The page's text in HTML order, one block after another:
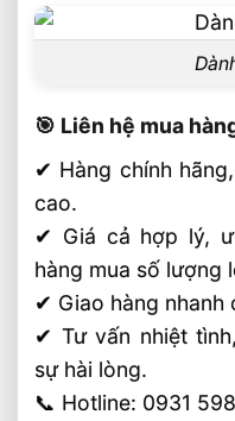
🎯 Liên hệ mua
✔ Hàng chính
cao.
✔ Giá cả hợp lý,
hàng mua số lượng
✔ Giao hàng nhanh
✔ Tư vấn nhiệt
sự hài lòng.
📞 Hotline: 0931